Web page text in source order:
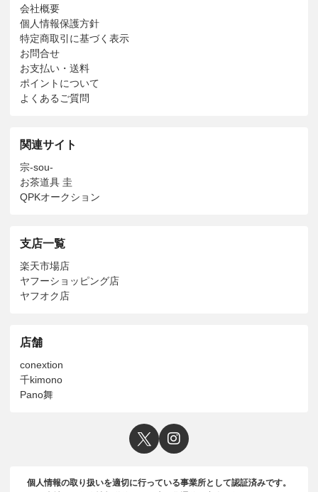
会社概要
個人情報保護方針
特定商取引に基づく表示
お問合せ
お支払い・送料
ポイントについて
よくあるご質問
関連サイト
宗-sou-
お茶道具 圭
QPKオークション
支店一覧
楽天市場店
ヤフーショッピング店
ヤフオク店
店舗
conextion
千kimono
Pano舞
個人情報の取り扱いを適切に行っている事業所として認証済みです。